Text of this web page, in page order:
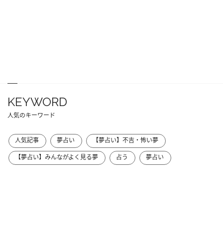
KEYWORD
人気のキーワード
人気記事 夢占い
【夢占い】不吉・怖い夢
【夢占い】みんながよく見る夢
占う 夢占い